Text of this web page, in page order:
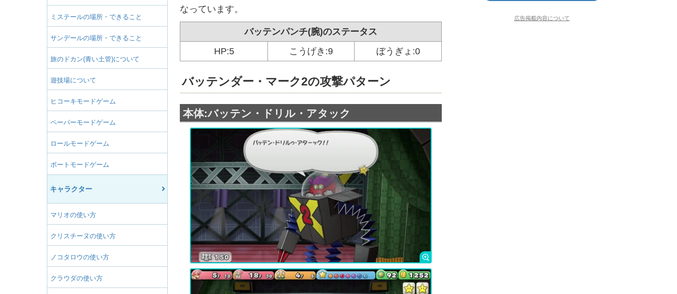
ミステールの場所・できること
サンデールの場所・できること
旅のドカン(青い土管)について
遊技場について
ヒコーキモードゲーム
ペーパーモードゲーム
ロールモードゲーム
ボートモードゲーム
キャラクター
マリオの使い方
クリスチーヌの使い方
ノコタロウの使い方
クラウダの使い方
なっています。
バッテンパンチ(腕)のステータス
HP:5
こうげき:9 ぼうぎょ:0
バッテンダー・マーク2の攻撃パターン
本体:バッテン・ドリル・アタック
広告掲載内容について